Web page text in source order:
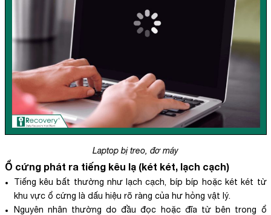
Laptop bị treo, đơ máy
Ổ cứng phát ra tiếng kêu lạ (két két, lạch cạch)
Tiếng kêu bất thường như lạch cạch, bíp bíp hoặc két két từ
khu vực ổ cứng là dấu hiệu rõ ràng của hư hỏng vật lý.
Nguyên nhân thường do đầu đọc hoặc đĩa từ bên trong ổ